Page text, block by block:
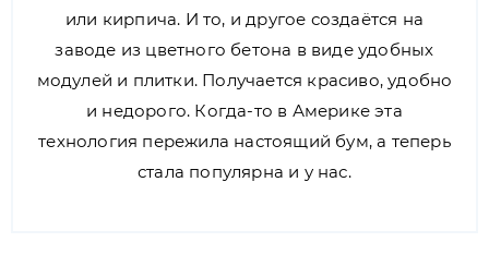
или кирпича. И то, и другое создаётся на
заводе из цветного бетона в виде удобных
модулей и плитки. Получается красиво, удобно
и недорого. Когда-то в Америке эта
технология пережила настоящий бум, а теперь
стала популярна и у нас.